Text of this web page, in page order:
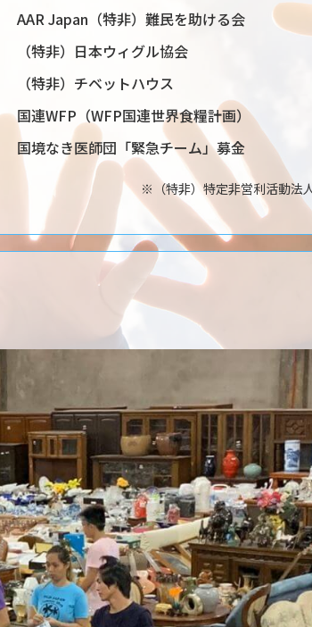
AAR Japan（特非）難民を助ける会
（特非）日本ウィグル協会
（特非）チベットハウス
国連WFP（WFP国連世界食糧計画）
国境なき医師団「緊急チーム」募金
※（特非）特定非営利活動法